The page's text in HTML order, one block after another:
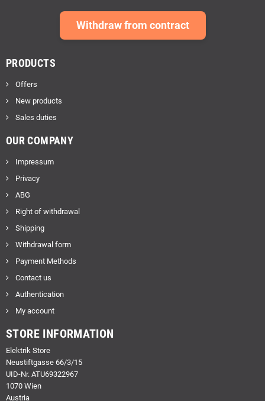
Withdraw from contract
PRODUCTS
Offers
New products
Sales duties
OUR COMPANY
Impressum
Privacy
ABG
Right of withdrawal
Shipping
Withdrawal form
Payment Methods
Contact us
Authentication
My account
STORE INFORMATION
Elektrik Store
Neustiftgasse 66/3/15
UID-Nr. ATU69322967
1070 Wien
Austria